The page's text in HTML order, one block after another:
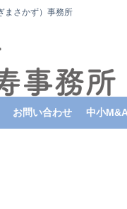
まさかず）事務所
お問い合わせ 中小